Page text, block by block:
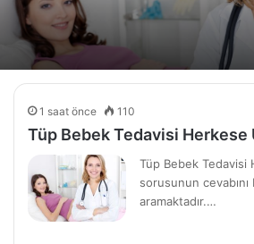
1 saat önce 110
Tüp Bebek Tedavisi Herkese
Tüp Bebek Tedavisi
sorusunun
aramaktadır.…